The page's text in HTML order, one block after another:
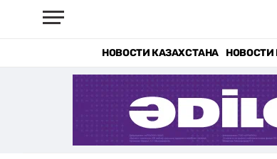
НОВОСТИ КАЗАХСТАНА НОВОСТИ